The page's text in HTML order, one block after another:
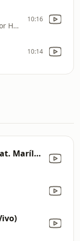
Vitor Fernandes Diego & Victor Hugo
10:16
10:14
Cê Tá Preparada (feat. Marília Mendonça) [Ao Vivo]